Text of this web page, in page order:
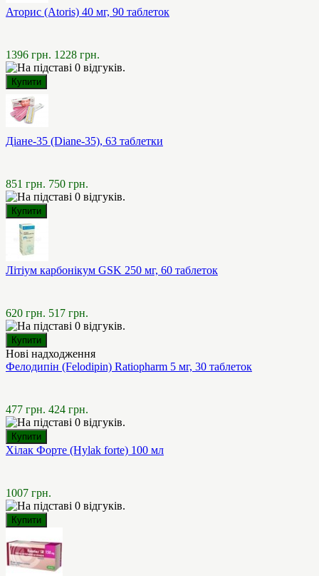
Аторис (Atoris) 40 мг, 90 таблеток
1396 грн. 1228 грн.
Діане-35 (Diane-35), 63 таблетки
851 грн. 750 грн.
Літіум карбонікум GSK 250 мг, 60 таблеток
620 грн. 517 грн.
Нові надходження
Фелодипін (Felodipin) Ratiopharm 5 мг, 30 таблеток
477 грн. 424 грн.
Хілак Форте (Hylak forte) 100 мл
1007 грн.